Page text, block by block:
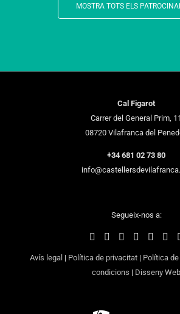
MOSTRA TOTS ELS
Cal Figarot
Carrer del General Prim, 11
08720 Vilafranca del
+34 681 02 73 80
Segueix-nos a:
Avís legal | Política de privacitat| Política
condicions | Disseny Web